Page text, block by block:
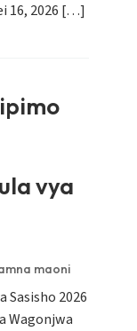
16, 2026 […]
vya
maoni
Sasisho 2026
Wagonjwa